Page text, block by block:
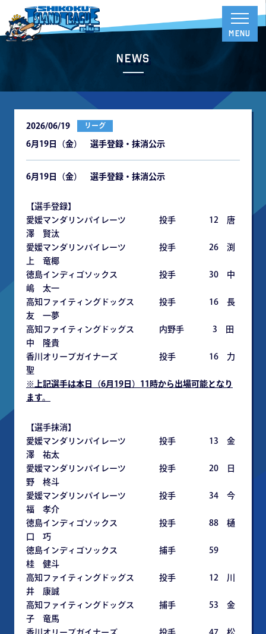
News
2026/06/19 リーグ
6月19日（金） 選手登録・抹消公示
6月19日（金） 選手登録・抹消公示
【選手登録】
愛媛マンダリンパイレーツ 投手 12 唐
澤 賢汰
愛媛マンダリンパイレーツ 投手 26 渕
上 竜椰
徳島インディゴソックス 投手 30 中
嶋 太一
高知ファイティングドッグス 投手 16 長
友 一夢
高知ファイティングドッグス 内野手 3 田
中 隆貴
香川オリーブガイナーズ 投手 16 力
聖
※上記選手は本日（6月19日）11時から出場可能となり
ます。
【選手抹消】
愛媛マンダリンパイレーツ 投手 13 金
澤 祐太
愛媛マンダリンパイレーツ 投手 20 日
野 柊斗
愛媛マンダリンパイレーツ 投手 34 今
福 孝介
徳島インディゴソックス 投手 88 樋
口 巧
徳島インディゴソックス 捕手 59
桂 健斗
高知ファイティングドッグス 投手 12 川
井 康誠
高知ファイティングドッグス 捕手 53 金
子 竜馬
香川オリーブガイナーズ 投手 47 松